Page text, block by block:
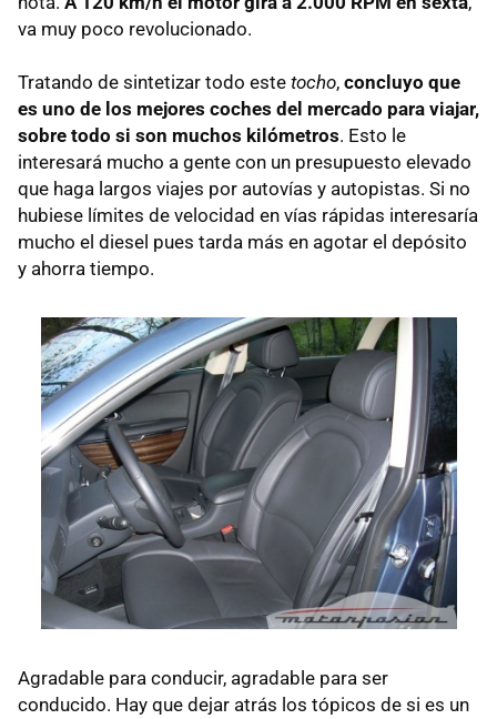
va muy poco revolucionado.
Tratando de sintetizar todo este tocho, concluyo que
es uno de los mejores coches del mercado para viajar,
sobre todo si son muchos kilómetros. Esto le
interesará mucho a gente con un presupuesto elevado
que haga largos viajes por autovías y autopistas. Si no
hubiese límites de velocidad en vías rápidas interesaría
mucho el diesel pues tarda más en agotar el depósito
y ahorra tiempo.
Agradable para conducir, agradable para ser
conducido. Hay que dejar atrás los tópicos de si es un